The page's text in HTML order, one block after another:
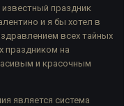
праздник
и я бы хотел в
всех тайных
праздником на
и красочным
является система